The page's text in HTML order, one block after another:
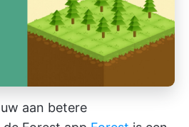
aan betere